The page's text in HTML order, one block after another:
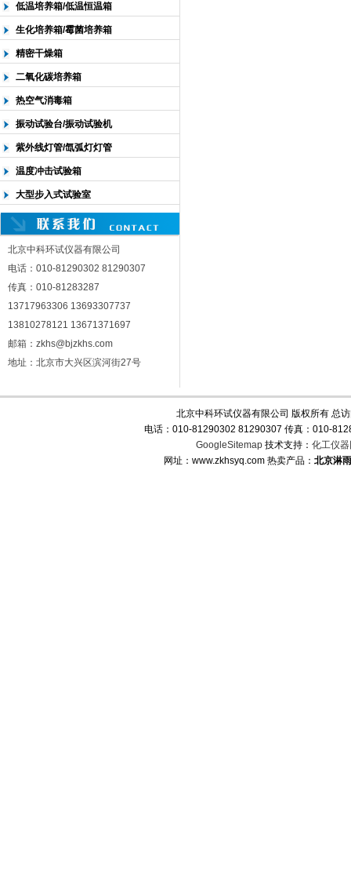
低温培养箱/低温恒温箱
生化培养箱/霉菌培养箱
精密干燥箱
二氧化碳培养箱
热空气消毒箱
振动试验台/振动试验机
紫外线灯管/氙弧灯灯管
温度冲击试验箱
大型步入式试验室
北京中科环试仪器有限公司
电话：010-81290302 81290307
传真：010-81283287
13717963306 13693307737
13810278121 13671371697
邮箱：zkhs@bjzkhs.com
地址：北京市大兴区滨河街27号
北京中科环试仪器有限公司 版权所有 总
电话：010-81290302 81290307 传真：010-
GoogleSitemap技术支持： 化工仪器
网址：www.zkhsyq.com 热卖产品： 北京淋